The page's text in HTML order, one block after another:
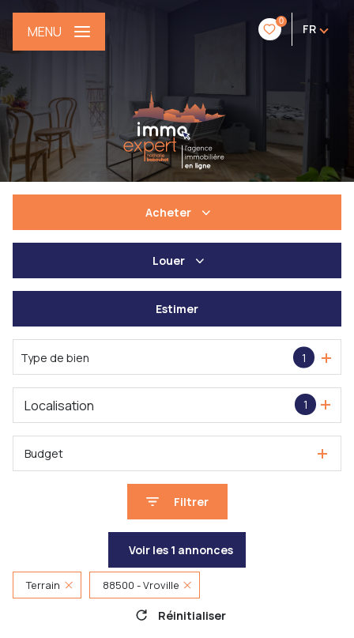
0
FR
MENU
Acheter
De l'immo pro
Louer
De l'immo pro
Estimer
Type de bien 1
1
Localisation
Budget
Filtrer
Voir les 1 annonces
Terrain 88500 - Vroville
Réinitialiser